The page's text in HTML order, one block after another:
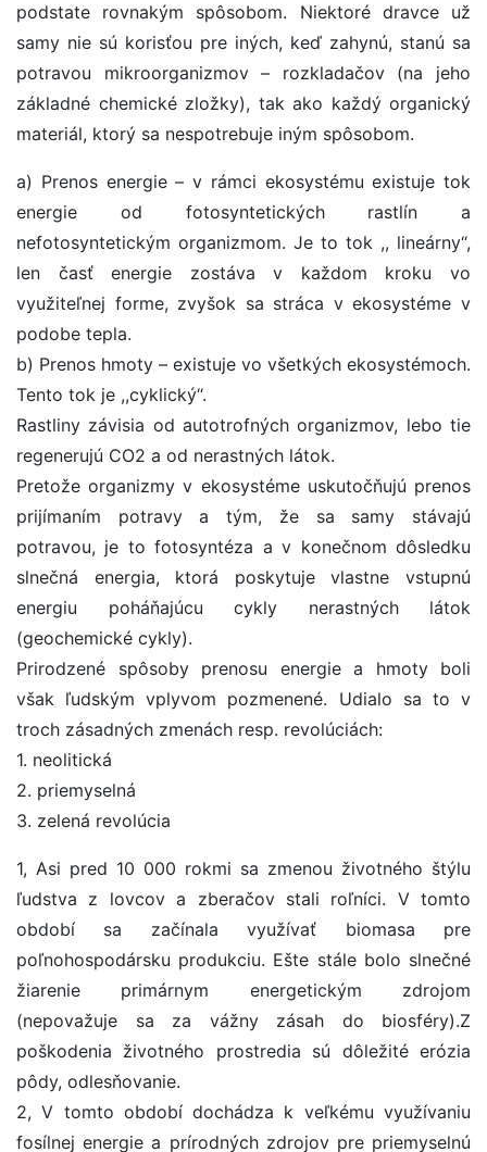
podstate rovnakým spôsobom. Niektoré dravce už
samy nie sú korisťou pre iných, keď zahynú, stanú sa
potravou mikroorganizmov – rozkladačov (na jeho
základné chemické zložky), tak ako každý organický
materiál, ktorý sa nespotrebuje iným spôsobom.
a) Prenos energie – v rámci ekosystému existuje tok
energie od fotosyntetických rastlín a
nefotosyntetickým organizmom. Je to tok ,, lineárny“,
len časť energie zostáva v každom kroku vo
využiteľnej forme, zvyšok sa stráca v ekosystéme v
podobe tepla.
b) Prenos hmoty – existuje vo všetkých ekosystémoch.
Tento tok je ,,cyklický“.
Rastliny závisia od autotrofných organizmov, lebo tie
regenerujú CO2 a od nerastných látok.
Pretože organizmy v ekosystéme uskutočňujú prenos
prijímaním potravy a tým, že sa samy stávajú
potravou, je to fotosyntéza a v konečnom dôsledku
slnečná energia, ktorá poskytuje vlastne vstupnú
energiu poháňajúcu cykly nerastných látok
(geochemické cykly).
Prirodzené spôsoby prenosu energie a hmoty boli
však ľudským vplyvom pozmenené. Udialo sa to v
troch zásadných zmenách resp. revolúciách:
1. neolitická
2. priemyselná
3. zelená revolúcia
1, Asi pred 10 000 rokmi sa zmenou životného štýlu
ľudstva z lovcov a zberačov stali roľníci. V tomto
období sa začínala využívať biomasa pre
poľnohospodársku produkciu. Ešte stále bolo slnečné
žiarenie primárnym energetickým zdrojom
(nepovažuje sa za vážny zásah do biosféry).Z
poškodenia životného prostredia sú dôležité erózia
pôdy, odlesňovanie.
2, V tomto období dochádza k veľkému využívaniu
fosílnej energie a prírodných zdrojov pre priemyselnú